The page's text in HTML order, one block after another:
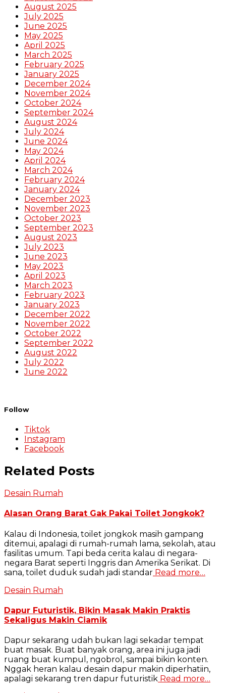
August 2025
July 2025
June 2025
May 2025
April 2025
March 2025
February 2025
January 2025
December 2024
November 2024
October 2024
September 2024
August 2024
July 2024
June 2024
May 2024
April 2024
March 2024
February 2024
January 2024
December 2023
November 2023
October 2023
September 2023
August 2023
July 2023
June 2023
May 2023
April 2023
March 2023
February 2023
January 2023
December 2022
November 2022
October 2022
September 2022
August 2022
July 2022
June 2022
Follow
Tiktok
Instagram
Facebook
Related Posts
Desain Rumah
Alasan Orang Barat Gak Pakai Toilet Jongkok?
Kalau di Indonesia, toilet jongkok masih gampang
ditemui, apalagi di rumah-rumah lama, sekolah, atau
fasilitas umum. Tapi beda cerita kalau di negara-
negara Barat seperti Inggris dan Amerika Serikat. Di
sana, toilet duduk sudah jadi standar Read more…
Desain Rumah
Dapur Futuristik, Bikin Masak Makin Praktis
Sekaligus Makin Ciamik
Dapur sekarang udah bukan lagi sekadar tempat
buat masak. Buat banyak orang, area ini juga jadi
ruang buat kumpul, ngobrol, sampai bikin konten.
Nggak heran kalau desain dapur makin diperhatiin,
apalagi sekarang tren dapur futuristik Read more…